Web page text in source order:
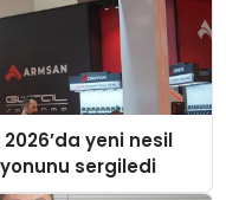
yeni nesil
sergiledi